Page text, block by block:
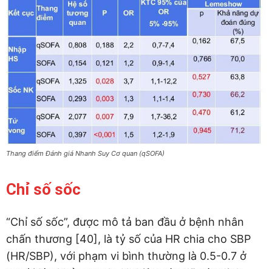
Thang điểm Đánh giá Nhanh Suy Cơ quan (qSOFA)
Chỉ số sốc
“Chỉ số sốc”, được mô tả ban đầu ở bệnh nhân
chấn thương [40], là tỷ số của HR chia cho SBP
(HR/SBP), với phạm vi bình thường là 0.5-0.7 ở